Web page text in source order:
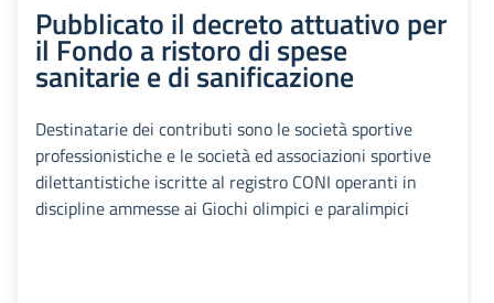
Pubblicato il decreto attuativo per
il Fondo a ristoro di spese
sanitarie e di sanificazione
Destinatarie dei contributi sono le società sportive
professionistiche e le società ed associazioni sportive
dilettantistiche iscritte al registro CONI operanti in
discipline ammesse ai Giochi olimpici e paralimpici